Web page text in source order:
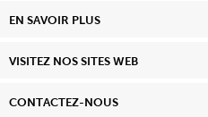
EN SAVOIR PLUS
VISITEZ NOS SITES WEB
CONTACTEZ-NOUS